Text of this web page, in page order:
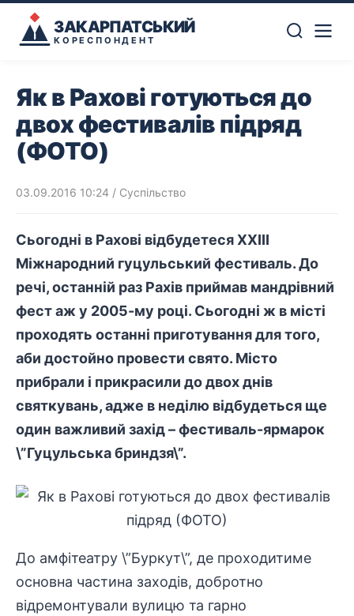
ЗАКАРПАТСЬКИЙ
КОРЕСПОНДЕНТ
Як в Рахові готуються до
двох фестивалів підряд
(ФОТО)
03.09.2016 10:24 / Суспільство
Сьогодні в Рахові відбудетеся ХХІІІ
Міжнародний гуцульський фестиваль. До
речі, останній раз Рахів приймав мандрівний
фест аж у 2005-му році. Сьогодні ж в місті
проходять останні приготування для того,
аби достойно провести свято. Місто
прибрали і прикрасили до двох днів
святкувань, адже в неділю відбудеться ще
один важливий захід – фестиваль-ярмарок
\”Гуцульська бриндзя\”.
До амфітеатру \”Буркут\”, де проходитиме
основна частина заходів, добротно
відремонтували вулицю та гарно